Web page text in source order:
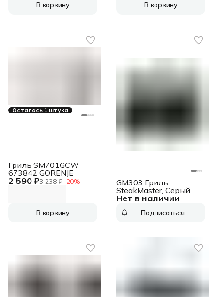
В корзину В корзину
Осталась 1 штука
2 590 ₽3 238 ₽−20%
Гриль SM701GCW
673842 GORENJE
В корзину
Нет в наличии
GM303 Гриль
SteakMaster, Серый
Подписаться